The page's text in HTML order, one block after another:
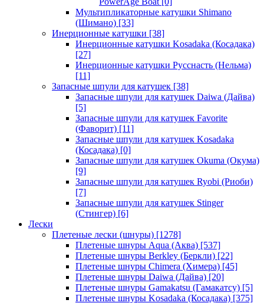
Мультипликаторные катушки Shimano
(Шимано) [33]
Инерционные катушки [38]
Инерционные катушки Kosadaka (Косадака)
[27]
Инерционные катушки Русснасть (Нельма)
[11]
Запасные шпули для катушек [38]
Запасные шпули для катушек Daiwa (Дайва)
[5]
Запасные шпули для катушек Favorite
(Фаворит) [11]
Запасные шпули для катушек Kosadaka
(Косадака) [0]
Запасные шпули для катушек Okuma (Окума)
[9]
Запасные шпули для катушек Ryobi (Риоби)
[7]
Запасные шпули для катушек Stinger
(Стингер) [6]
Лески
Плетеные лески (шнуры) [1278]
Плетеные шнуры Aqua (Аква) [537]
Плетеные шнуры Berkley (Беркли) [22]
Плетеные шнуры Chimera (Химера) [45]
Плетеные шнуры Daiwa (Дайва) [20]
Плетеные шнуры Gamakatsu (Гамакатсу) [5]
Плетеные шнуры Kosadaka (Косадака) [375]